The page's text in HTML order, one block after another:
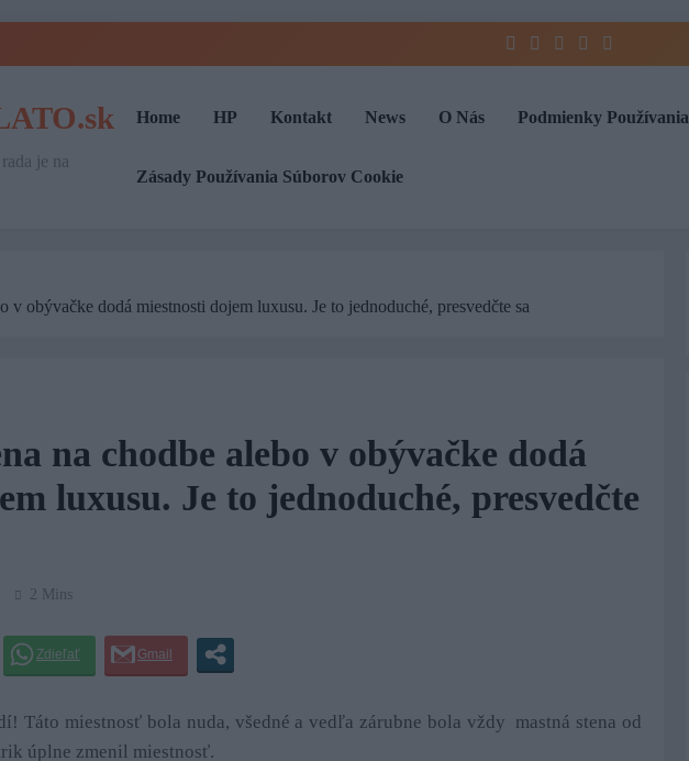
je na
Home HP Kontakt News O Nás Podmienky Používania
Zásady Používania Súborov Cookie
v obývačke dodá miestnosti dojem luxusu. Je to jednoduché, presvedčte sa
na chodbe alebo v obývačke dodá
luxusu. Je to jednoduché, presvedčte
2 Mins
Táto miestnosť bola nuda, všedné a vedľa zárubne bola vždy mastná stena od
úplne zmenil miestnosť.